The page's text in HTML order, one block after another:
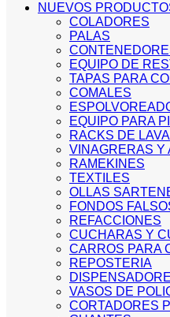
NUEVOS
COLADORES
PALAS
EQUIPO DE
TAPAS PARA
COMALES
EQUIPO PARA
RACKS DE
VINAGRERAS Y
RAMEKINES
TEXTILES
OLLAS
FONDOS
REFACCIONES
CUCHARAS Y
CARROS PARA
REPOSTERIA
VASOS DE
CORTADORES